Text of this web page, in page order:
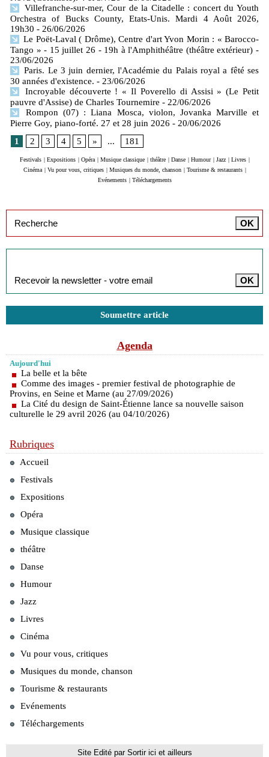
Villefranche-sur-mer, Cour de la Citadelle : concert du Youth
Orchestra of Bucks County, Etats-Unis. Mardi 4 Août 2026,
19h30 - 26/06/2026
Le Poët-Laval ( Drôme), Centre d'art Yvon Morin : « Barocco-
Tango » - 15 juillet 26 - 19h à l'Amphithéâtre (théâtre extérieur) -
23/06/2026
Paris. Le 3 juin dernier, l'Académie du Palais royal a fêté ses
30 années d'existence. - 23/06/2026
Incroyable découverte ! « Il Poverello di Assisi » (Le Petit
pauvre d'Assise) de Charles Tournemire - 22/06/2026
Rompon (07) : Liana Mosca, violon, Jovanka Marville et
Pierre Goy, piano-forté. 27 et 28 juin 2026 - 20/06/2026
1
2 3 4 5 » ... 181
Festivals | Expositions | Opéra | Musique classique | théâtre | Danse | Humour | Jazz | Livres |
Cinéma | Vu pour vous, critiques | Musiques du monde, chanson | Tourisme & restaurants |
Evénements | Téléchargements
Soumettre article
Agenda
Aujourd'hui
La belle et la bête
Comme des images - premier festival de photographie de
Provins, en Seine et Marne (au 27/09/2026)
La Cité du design de Saint-Étienne lance sa nouvelle saison
culturelle le 29 avril 2026 (au 04/10/2026)
Rubriques
Accueil
Festivals
Expositions
Opéra
Musique classique
théâtre
Danse
Humour
Jazz
Livres
Cinéma
Vu pour vous, critiques
Musiques du monde, chanson
Tourisme & restaurants
Evénements
Téléchargements
Site Edité par Sortir ici et ailleurs